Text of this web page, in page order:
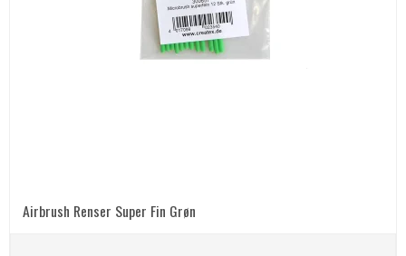
Airbrush Renser Super Fin Grøn